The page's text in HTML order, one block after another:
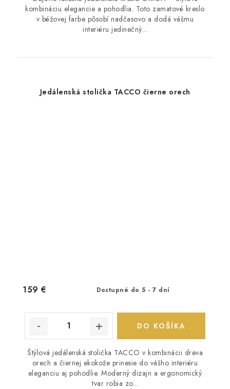
kombináciu elegancie a pohodlia. Toto zamatové kreslo
v béžovej farbe pôsobí nadčasovo a dodá vášmu
interiéru jedinečný...
Jedálenská stolička TACCO čierne orech
Dostupné do 5 - 7 dní
159 €
DO KOŠÍKA
Štýlová jedálenská stolička TACCO v kombinácii dreva
orech a čiernej ekokože prinesie do vášho interiéru
eleganciu aj pohodlie. Moderný dizajn a ergonomický
tvar robia zo...